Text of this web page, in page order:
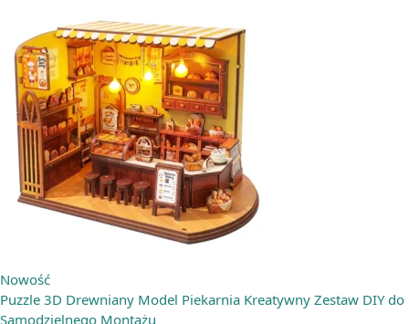
Nowość
Puzzle 3D Drewniany Model Piekarnia Kreatywny Zestaw DIY do
Samodzielnego Montażu